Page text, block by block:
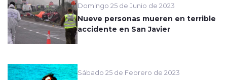
Domingo 25 de Junio de 2023
Nueve personas mueren en terrible
accidente en San Javier
Sábado 25 de Febrero de 2023